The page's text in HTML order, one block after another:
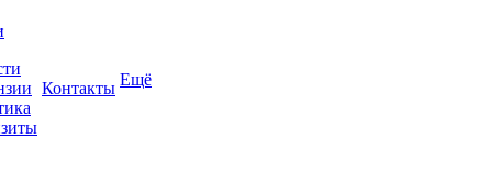
Контакты Ещё